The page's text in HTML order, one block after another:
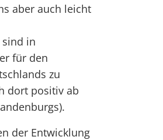
aber auch leicht
in
für den
zu
dort positiv ab
der Entwicklung